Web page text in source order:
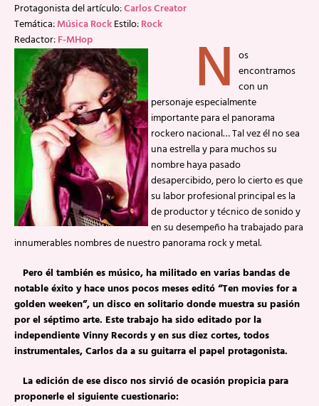
Protagonista del artículo:Carlos Creator
Temática:Música RockEstilo:Rock
Redactor:F-MHop N os
encontramos
con un
personaje especialmente
importante para el panorama
rockero nacional… Tal vez él no sea
una estrella y para muchos su
nombre haya pasado
desapercibido, pero lo cierto es que
su labor profesional principal es la
de productor y técnico de sonido y
en su desempeño ha trabajado para
innumerables nombres de nuestro panorama rock y metal.
Pero él también es músico, ha militado en varias bandas de
notable éxito y hace unos pocos meses editó “Ten movies for a
golden weeken”, un disco en solitario donde muestra su pasión
por el séptimo arte. Este trabajo ha sido editado por la
independiente Vinny Records y en sus diez cortes, todos
instrumentales, Carlos da a su guitarra el papel protagonista.
La edición de ese disco nos sirvió de ocasión propicia para
proponerle el siguiente cuestionario: